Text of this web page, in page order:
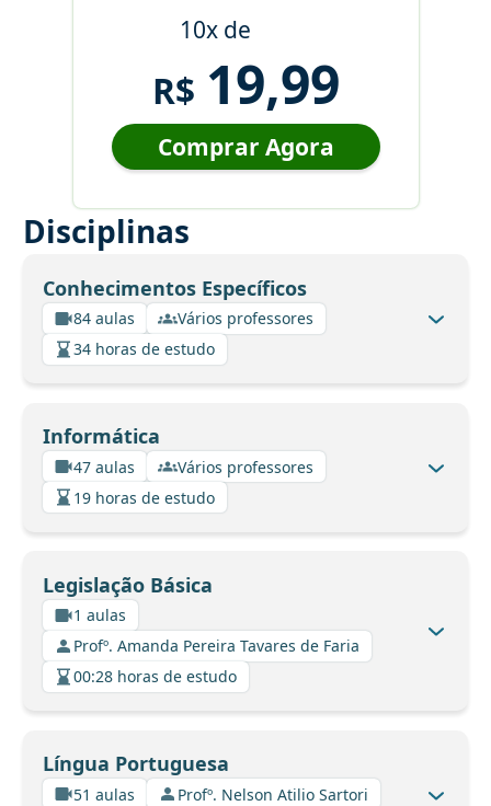
10x de
R$ 19,99
Comprar Agora
Disciplinas
Conhecimentos Específicos
84 aulas
Vários professores
34 horas de estudo
Informática
47 aulas
Vários professores
19 horas de estudo
Legislação Básica
1 aulas
Profº. Amanda Pereira Tavares de Faria
00:28 horas de estudo
Língua Portuguesa
51 aulas
Profº. Nelson Atilio Sartori